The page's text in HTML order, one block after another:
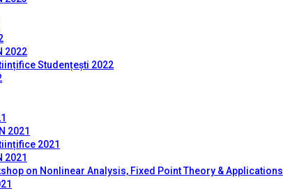
2022
Studențești 2022
2021
2021
2021
on Nonlinear Analysis, Fixed Point Theory & Applications